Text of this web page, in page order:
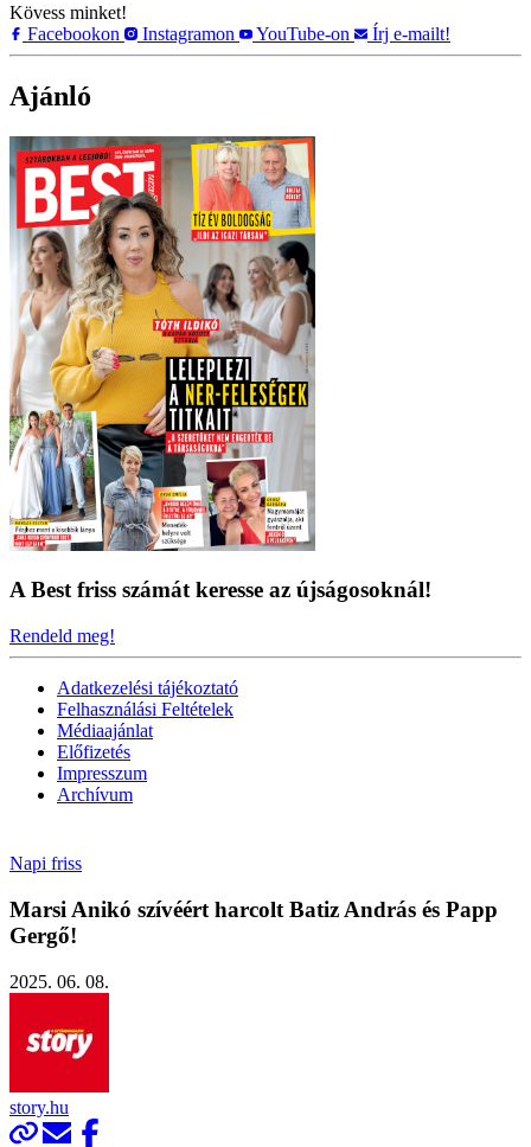
Kövess minket!
Facebookon
Instagramon YouTube-on Írj e-mailt!
Ajánló
A Best friss számát keresse az újságosoknál!
Rendeld meg!
Adatkezelési tájékoztató
Felhasználási Feltételek
Médiaajánlat
Előfizetés
Impresszum
Archívum
Napi friss
Marsi Anikó szívéért harcolt Batiz András és Papp
Gergő!
2025. 06. 08.
story.hu